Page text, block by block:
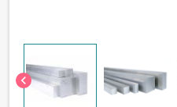
chevron_left